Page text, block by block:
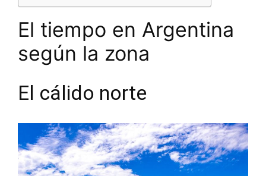
El tiempo en Argentina
según la zona
El cálido norte